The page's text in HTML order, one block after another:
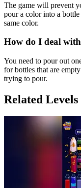
The game will prevent
pour a color into a
same color.
How do I deal
You need to pour out
for bottles that are
trying to pour.
Related Levels